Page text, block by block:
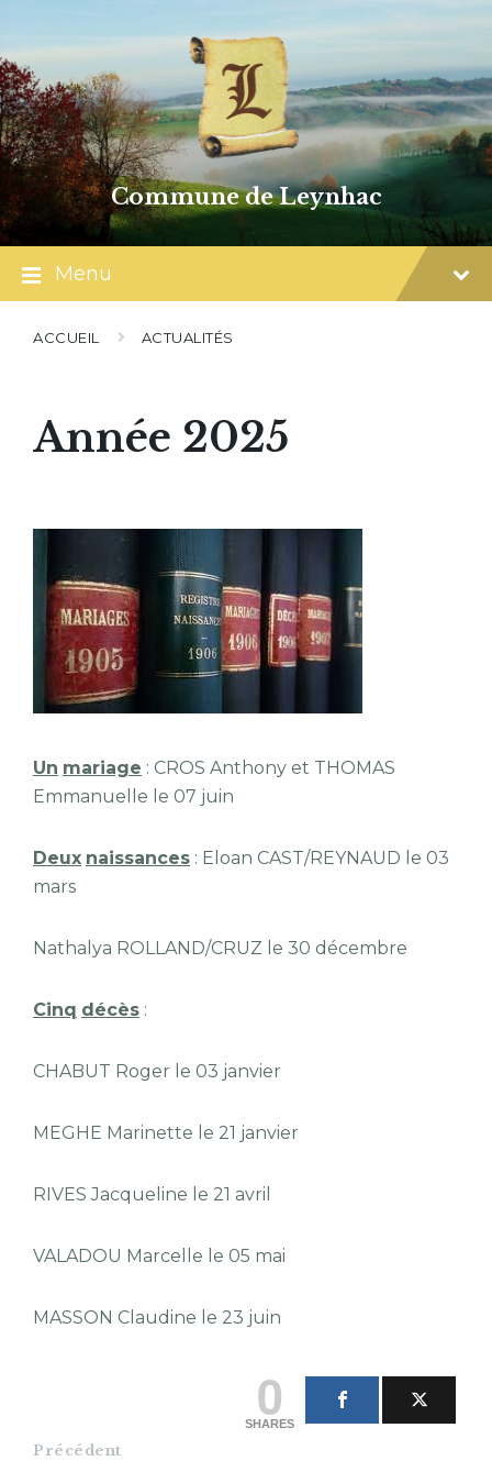
content
main
navigation
footer
Commune de Leynhac
Menu
ACCUEIL ACTUALITÉS
Année 2025
Un mariage : CROS Anthony et THOMAS
Emmanuelle le 07 juin
Deux naissances : Eloan CAST/REYNAUD le 03
mars
Nathalya ROLLAND/CRUZ le 30 décembre
Cinq décès :
CHABUT Roger le 03 janvier
MEGHE Marinette le 21 janvier
RIVES Jacqueline le 21 avril
VALADOU Marcelle le 05 mai
MASSON Claudine le 23 juin
0
SHARES
Précédent